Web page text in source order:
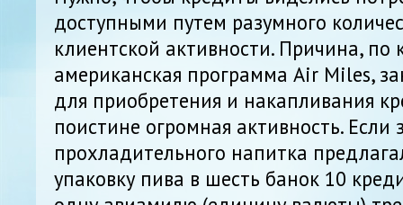
доступными путем разумного
клиентской активности. Причина, по
американская программа Air Miles,
для приобретения и накапливания
поистине огромная активность. Если
прохладительного напитка
упаковку пива в шесть банок 10